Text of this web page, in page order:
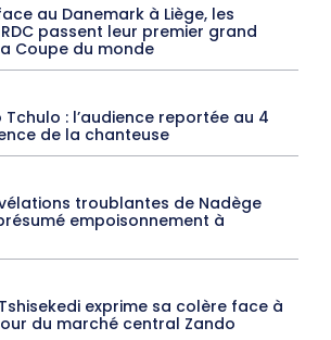
au Danemark à Liège, les
passent leur premier grand
Coupe du monde
Tchulo : l’audience reportée au 4
de la chanteuse
troublantes de Nadège
empoisonnement à
exprime sa colère face à
du marché central Zando